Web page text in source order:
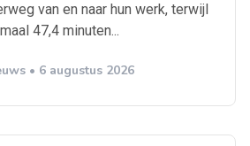
van en naar hun werk, terwijl
47,4 minuten...
• 6 augustus 2026